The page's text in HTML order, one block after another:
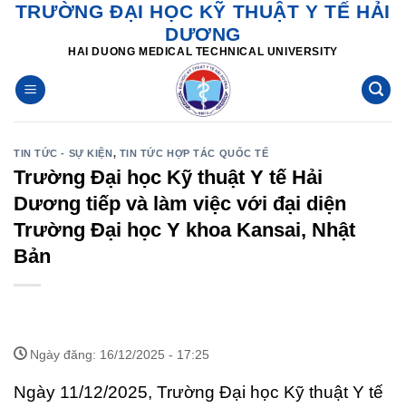
SkipTRƯỜNG ĐẠI HỌC KỸ THUẬT Y TẾ HẢI
DƯƠNG
HAI DUONG MEDICAL TECHNICAL UNIVERSITY
TIN TỨC - SỰ KIỆN, TIN TỨC HỢP TÁC QUỐC TẾ
Trường Đại học Kỹ thuật Y tế Hải
Dương tiếp và làm việc với đại diện
Trường Đại học Y khoa Kansai, Nhật
Bản
Ngày đăng: 16/12/2025 - 17:25
Ngày 11/12/2025, Trường Đại học Kỹ thuật Y tế